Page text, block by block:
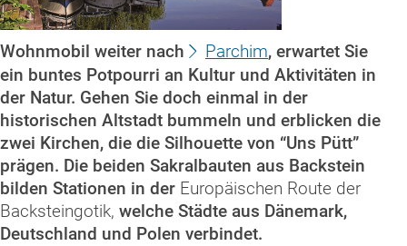
Wohnmobil weiter nach Parchim, erwartet Sie
ein buntes Potpourri an Kultur und Aktivitäten in
der Natur. Gehen Sie doch einmal in der
historischen Altstadt bummeln und erblicken die
zwei Kirchen, die die Silhouette von “Uns Pütt”
prägen. Die beiden Sakralbauten aus Backstein
bilden Stationen in der Europäischen Route der
Backsteingotik, welche Städte aus Dänemark,
Deutschland und Polen verbindet.